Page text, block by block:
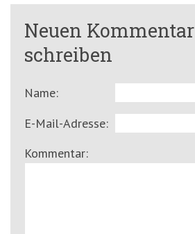
Neuen Kommentar
schreiben
Name:
E-Mail-Adresse:
Kommentar: